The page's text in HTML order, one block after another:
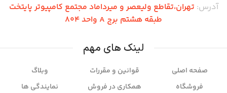
آدرس: تهران،تقاطع ولیعصر و میرداماد مجتمع کامپیوتر پایتخت
طبقه هشتم برج A واحد 804
لینک های مهم
صفحه اصلی
فروشگاه
قوانین و مقررات
همکاری در فروش
وبلاگ
نمایندگی ها